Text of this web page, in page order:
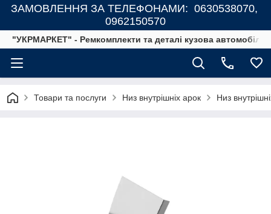
ЗАМОВЛЕННЯ ЗА ТЕЛЕФОНАМИ: 0630538070,
0962150570
"УКРМАРКЕТ" - Ремкомплекти та деталі кузова автомобілів
Товари та послуги Низ внутрішніх арок Низ